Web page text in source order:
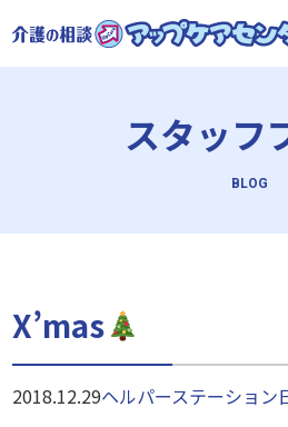
スタッフ
X’mas
2018.12.29ヘルパーステーション